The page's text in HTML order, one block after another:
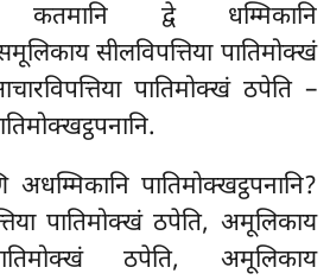
कतमानि द्वे धम्मिकानि
सीलविपत्तिया पातिमोक्खं
पातिमोक्खं ठपेति –
अधम्मिकानि पातिमोक्खट्ठपनानि?
पातिमोक्खं ठपेति, अमूलिकाय
ठपेति, अमूलिकाय